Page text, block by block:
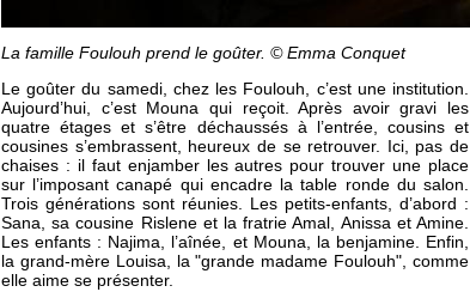
La famille Foulouh prend le goûter. © Emma Conquet
Le goûter du samedi, chez les Foulouh, c’est une institution.
Aujourd’hui, c’est Mouna qui reçoit. Après avoir gravi les
quatre étages et s’être déchaussés à l’entrée, cousins et
cousines s’embrassent, heureux de se retrouver. Ici, pas de
chaises : il faut enjamber les autres pour trouver une place
sur l’imposant canapé qui encadre la table ronde du salon.
Trois générations sont réunies. Les petits-enfants, d’abord :
Sana, sa cousine Rislene et la fratrie Amal, Anissa et Amine.
Les enfants : Najima, l’aînée, et Mouna, la benjamine. Enfin,
la grand-mère Louisa, la "grande madame Foulouh", comme
elle aime se présenter.